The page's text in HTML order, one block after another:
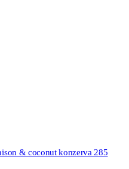
& coconut konzerva 285